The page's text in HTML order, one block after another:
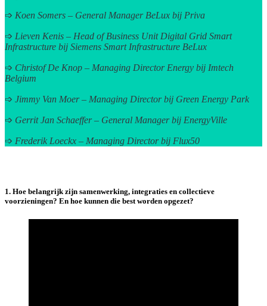
➩ Koen Somers – General Manager BeLux bij Priva
➩ Lieven Kenis – Head of Business Unit Digital Grid Smart
Infrastructure bij Siemens Smart Infrastructure BeLux
➩ Christof De Knop – Managing Director Energy bij Imtech
Belgium
➩ Jimmy Van Moer – Managing Director bij Green Energy Park
➩ Gerrit Jan Schaeffer – General Manager bij EnergyVille
➩ Frederik Loeckx – Managing Director bij Flux50
1. Hoe belangrijk zijn samenwerking, integraties en collectieve
voorzieningen? En hoe kunnen die best worden opgezet?